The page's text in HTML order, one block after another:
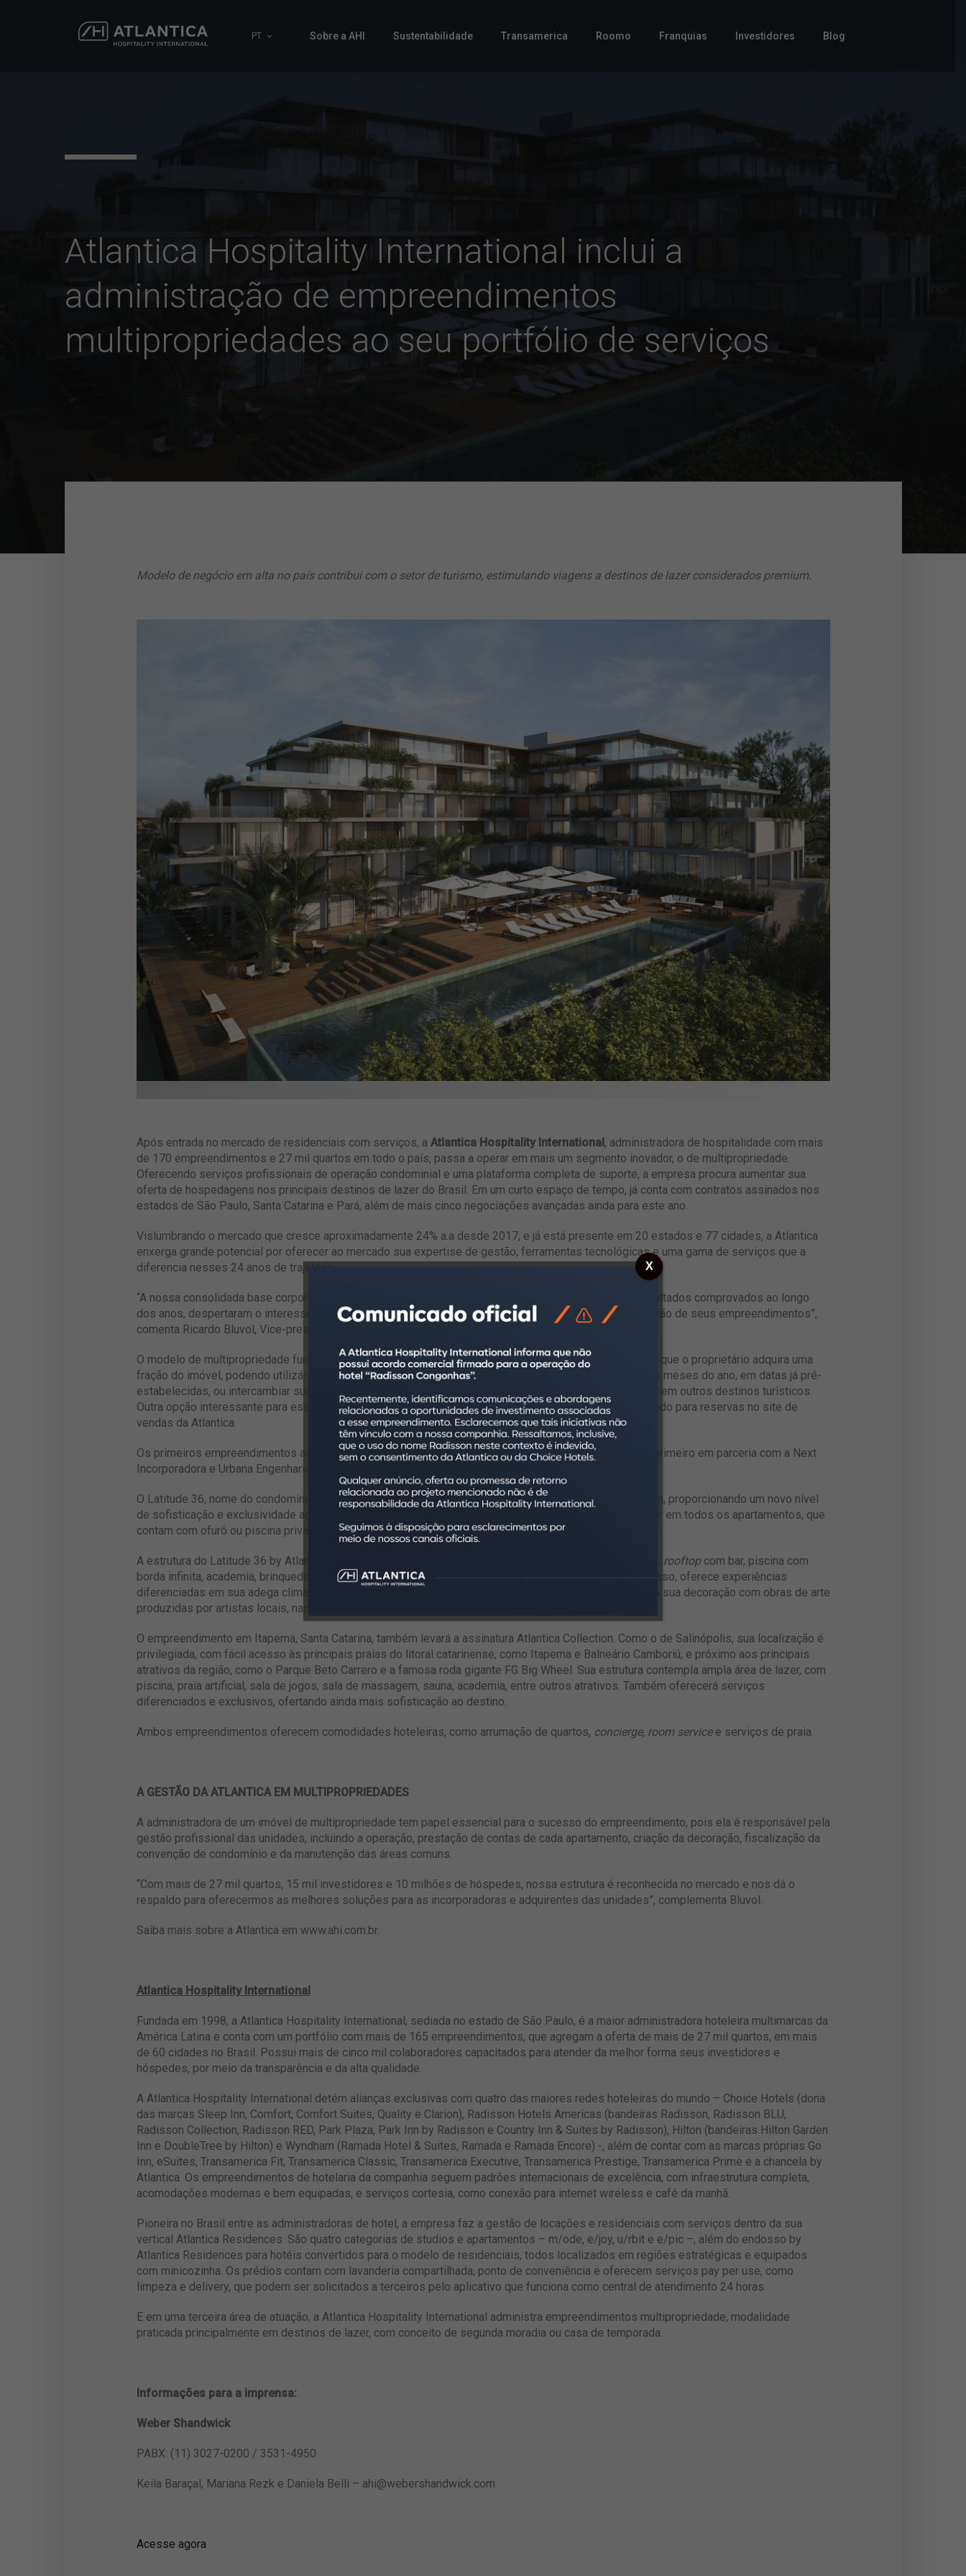
PT Sobre a AHI Sustentabilidade Transamerica Roomo Franquias Investidores Blog
Atlantica Hospitality International inclui a
administração de empreendimentos
multipropriedades ao seu portfólio de serviços
Modelo de negócio em alta no país contribui com o setor de turismo, estimulando viagens a destinos de lazer considerados premium.
Após entrada no mercado de residenciais com serviços, a Atlantica Hospitality International , administradora de hospitalidade com mais
de 170 empreendimentos e 27 mil quartos em todo o país, passa a operar em mais um segmento inovador, o de multipropriedade.
Oferecendo serviços profissionais de operação condominial e uma plataforma completa de suporte, a empresa procura aumentar sua
oferta de hospedagens nos principais destinos de lazer do Brasil. Em um curto espaço de tempo, já conta com contratos assinados nos
estados de São Paulo, Santa Catarina e Pará, além de mais cinco negociações avançadas ainda para este ano.
Vislumbrando o mercado que cresce aproximadamente 24% a.a desde 2017, e já está presente em 20 estados e 77 cidades, a Atlantica
enxerga grande potencial por oferecer ao mercado sua expertise de gestão, ferramentas tecnológicas e uma gama de serviços que a
diferencia nesses 24 anos de trajetória.
“A nossa consolidada base corporativa e nosso modelo de gestão, aliados a marcas de renome e a resultados comprovados ao longo
dos anos, despertaram o interesse de grandes incorporadoras, que passaram a nos procurar para a gestão de seus empreendimentos”,
comenta Ricardo Bluvol, Vice-presidente de Desenvolvimento da Atlantica.
O modelo de multipropriedade funciona de maneira diferente dos hotéis e dos residenciais. Ele permite que o proprietário adquira uma
fração do imóvel, podendo utilizá-lo como segunda residência por um período proporcional em todos os meses do ano, em datas já pré-
estabelecidas, ou intercambiar suas semanas, ou seja, trocar com proprietários de unidades localizadas em outros destinos turísticos.
Outra opção interessante para esse investidor é rentabilizar os períodos que não utilizará disponibilizando para reservas no site de
vendas da Atlantica.
Os primeiros empreendimentos assinados encontram-se em Salinópolis (PA) e Itapema (SC), sendo o primeiro em parceria com a Next
Incorporadora e Urbana Engenharia e o segundo com a HK9 Incorporadora.
O Latitude 36, nome do condomínio em Salinópolis, no Pará, contará com a assinatura Atlantica Collection, proporcionando um novo nível
de sofisticação e exclusividade ao destino de lazer. Sua localização privilegiada garante vista para o mar em todos os apartamentos, que
contam com ofurô ou piscina privativa para contemplação da paisagem.
A estrutura do Latitude 36 by Atlantica Collection, como passa a ser chamado, é completa, com garagem, rooftopcom bar, piscina com
borda infinita, academia, brinquedoteca, espaço gourmet, SPA,
, entre outras facilidades. Além disso, oferece experiências
diferenciadas em sua adega climatizada, no restaurante com gastronomia
e nos passeios pela sua decoração com obras de arte
produzidas por artistas locais, nacionais e internacionais.
O empreendimento em Itapema, Santa Catarina, também levará a assinatura Atlantica Collection. Como o de Salinópolis, sua localização é
privilegiada, com fácil acesso às principais praias do litoral catarinense, como Itapema e Balneário Camboriú, e próximo aos principais
atrativos da região, como o Parque Beto Carrero e a famosa roda gigante FG Big Wheel. Sua estrutura contempla ampla área de lazer, com
piscina, praia artificial, sala de jogos, sala de massagem, sauna, academia, entre outros atrativos. Também oferecerá serviços
diferenciados e exclusivos, ofertando ainda mais sofisticação ao destino.
Ambos empreendimentos oferecem comodidades hoteleiras, como arrumação de quartos, concierge, room servicee serviços de praia.
A GESTÃO DA ATLANTICA EM MULTIPROPRIEDADES
A administradora de um imóvel de multipropriedade tem papel essencial para o sucesso do empreendimento, pois ela é responsável pela
gestão profissional das unidades, incluindo a operação, prestação de contas de cada apartamento, criação da decoração, fiscalização da
convenção de condomínio e da manutenção das áreas comuns.
“Com mais de 27 mil quartos, 15 mil investidores e 10 milhões de hóspedes, nossa estrutura é reconhecida no mercado e nos dá o
respaldo para oferecermos as melhores soluções para as incorporadoras e adquirentes das unidades”, complementa Bluvol.
Saiba mais sobre a Atlantica em www.ahi.com.br.
Atlantica Hospitality International
Fundada em 1998, a Atlantica Hospitality International, sediada no estado de São Paulo, é a maior administradora hoteleira multimarcas da
América Latina e conta com um portfólio com mais de 165 empreendimentos, que agregam a oferta de mais de 27 mil quartos, em mais
de 60 cidades no Brasil. Possui mais de cinco mil colaboradores capacitados para atender da melhor forma seus investidores e
hóspedes, por meio da transparência e da alta qualidade.
A Atlantica Hospitality International detém alianças exclusivas com quatro das maiores redes hoteleiras do mundo – Choice Hotels (dona
das marcas Sleep Inn, Comfort, Comfort Suites, Quality e Clarion), Radisson Hotels Americas (bandeiras Radisson, Radisson BLU,
Radisson Collection, Radisson RED, Park Plaza, Park Inn by Radisson e Country Inn & Suites by Radisson), Hilton (bandeiras Hilton Garden
Inn e DoubleTree by Hilton) e Wyndham (Ramada Hotel & Suites, Ramada e Ramada Encore) -, além de contar com as marcas próprias Go
Inn, eSuites, Transamerica Fit, Transamerica Classic, Transamerica Executive, Transamerica Prestige, Transamerica Prime e a chancela by
Atlantica. Os empreendimentos de hotelaria da companhia seguem padrões internacionais de excelência, com infraestrutura completa,
acomodações modernas e bem equipadas, e serviços cortesia, como conexão para internet wireless e café da manhã.
Pioneira no Brasil entre as administradoras de hotel, a empresa faz a gestão de locações e residenciais com serviços dentro da sua
vertical Atlantica Residences. São quatro categorias de studios e apartamentos – m/ode, e/joy, u/rbit e e/pic –, além do endosso by
Atlantica Residences para hotéis convertidos para o modelo de residenciais, todos localizados em regiões estratégicas e equipados
com minicozinha. Os prédios contam com lavanderia compartilhada, ponto de conveniência e oferecem serviços pay per use, como
limpeza e delivery, que podem ser solicitados a terceiros pelo aplicativo que funciona como central de atendimento 24 horas.
E em uma terceira área de atuação, a Atlantica Hospitality International administra empreendimentos multipropriedade, modalidade
praticada principalmente em destinos de lazer, com conceito de segunda moradia ou casa de temporada.
Informações para a imprensa:
Weber Shandwick
PABX: (11) 3027-0200 / 3531-4950
Keila Baraçal, Mariana Rezk e Daniela Belli – ahi@webershandwick.com
Acesse agora
X